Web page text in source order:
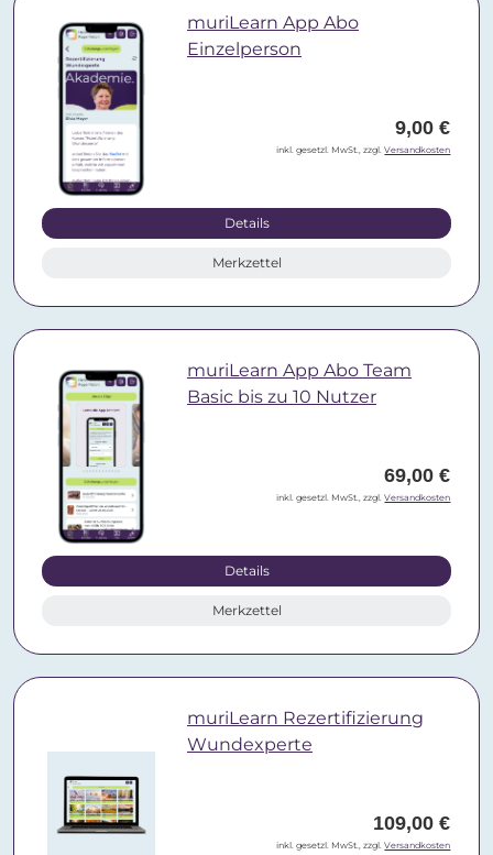
muriLearn App Abo
Einzelperson
9,00 €
inkl. gesetzl. MwSt., zzgl.Versandkosten
Details
Merkzettel
muriLearn App Abo Team
Basic bis zu 10 Nutzer
69,00 €
inkl. gesetzl. MwSt., zzgl.Versandkosten
Details
Merkzettel
muriLearn Rezertifizierung
Wundexperte
109,00 €
inkl. gesetzl. MwSt., zzgl.Versandkosten